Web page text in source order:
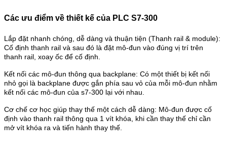
Các ưu điểm về thiết kế của PLC S7-300
Lắp đặt nhanh chóng, dễ dàng và thuận tiện (Thanh rail & module):
Cố định thanh rail và sau đó là đặt mô-đun vào đúng vị trí trên
thanh rail, xoay ốc để cố định.
Kết nối các mô-đun thông qua backplane: Có một thiết bị kết nối
nhỏ gọi là backplane được gắn phía sau vỏ của mỗi mô-đun nhằm
kết nối các mô-đun của s7-300 lại với nhau.
Cơ chế cơ học giúp thay thế một cách dễ dàng: Mô-đun được cố
định vào thanh rail thông qua 1 vít khóa, khi cần thay thế chỉ cần
mở vít khóa ra và tiến hành thay thế.